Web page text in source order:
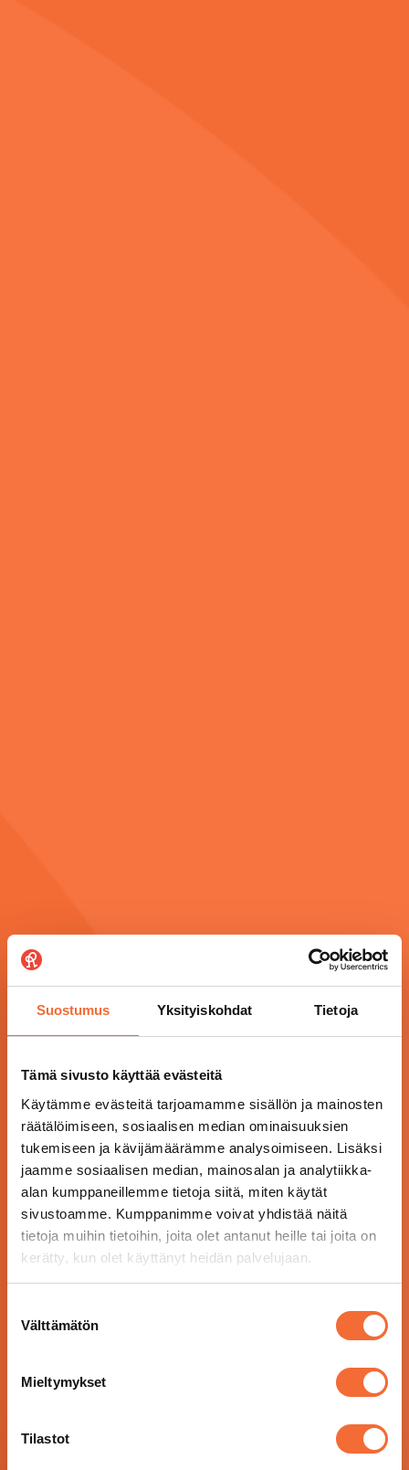
Suostumus Yksityiskohdat Tietoja
Tämä sivusto käyttää evästeitä
Käytämme evästeitä tarjoamamme sisällön ja mainosten
räätälöimiseen, sosiaalisen median ominaisuuksien
tukemiseen ja kävijämäärämme analysoimiseen. Lisäksi
jaamme sosiaalisen median, mainosalan ja analytiikka-
alan kumppaneillemme tietoja siitä, miten käytät
sivustoamme. Kumppanimme voivat yhdistää näitä
tietoja muihin tietoihin, joita olet antanut heille tai joita on
kerätty, kun olet käyttänyt heidän palvelujaan.
valinta
Välttämätön
Mieltymykset
Tilastot